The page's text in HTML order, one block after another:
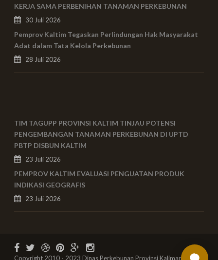
KERJA SAMA PERBENIHAN TANAMAN PERKEBUNAN
30 Juli 2026
Pemprov Kaltim Tegaskan Perlindungan Hak Masyarakat
Adat dalam Tata Kelola Perkebunan
28 Juli 2026
TIM TAGUPP PROVINSI KALTIM TINJAU POTENSI
PENGEMBANGAN TANAMAN PERKEBUNAN DI UPTD
PBTP DISBUN KALTIM
23 Juli 2026
PEMPROV KALTIM EVALUASI PENGUATAN PRODUK
INDIKASI GEOGRAFIS
23 Juli 2026
Copyright 2010 - 2023 Dinas Perkebunan Provinsi Kalimantan